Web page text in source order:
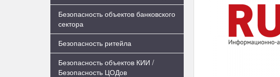
Безопасность объектов банковского
сектора
Безопасность ритейла
Безопасность объектов КИИ /
Безопасность ЦОДов